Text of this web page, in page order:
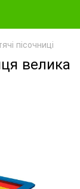
пісочниці
велика